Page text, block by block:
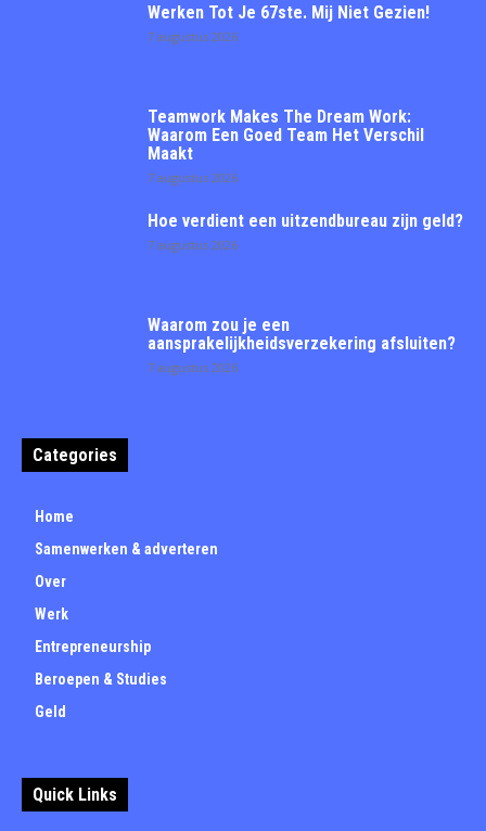
Werken Tot Je 67ste. Mij Niet Gezien!
7 augustus 2026
Teamwork Makes The Dream Work:
Waarom Een Goed Team Het Verschil
Maakt
7 augustus 2026
Hoe verdient een uitzendbureau zijn geld?
7 augustus 2026
Waarom zou je een
aansprakelijkheidsverzekering afsluiten?
7 augustus 2026
Categories
Home
Samenwerken & adverteren
Over
Werk
Entrepreneurship
Beroepen & Studies
Geld
Quick Links